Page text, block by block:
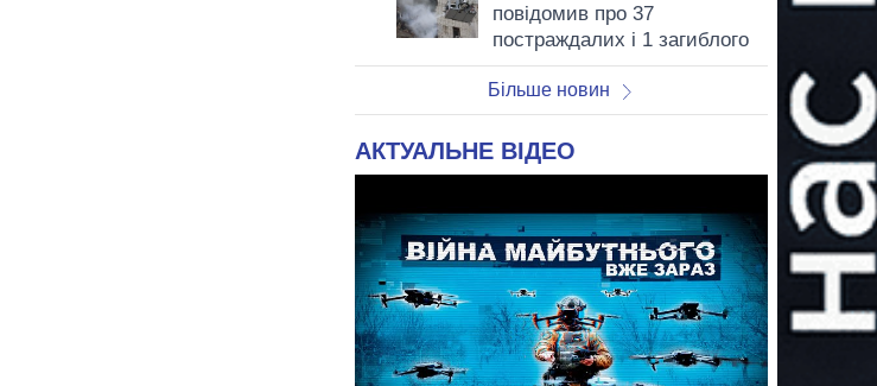
повідомив про 37
постраждалих і 1 загиблого
Більше новин
АКТУАЛЬНЕ ВІДЕО